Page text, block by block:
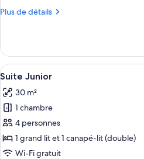
chambre :
Classique
Plus de détails
Plus
le
type
de
Chambre
Triple
Classique
Afficher
toutes
les
photos
pour
ce
type
6
Suite Junior
30 m²
1 chambre
4 personnes
1 grand lit et 1 canapé-lit (double)
Wi-Fi gratuit